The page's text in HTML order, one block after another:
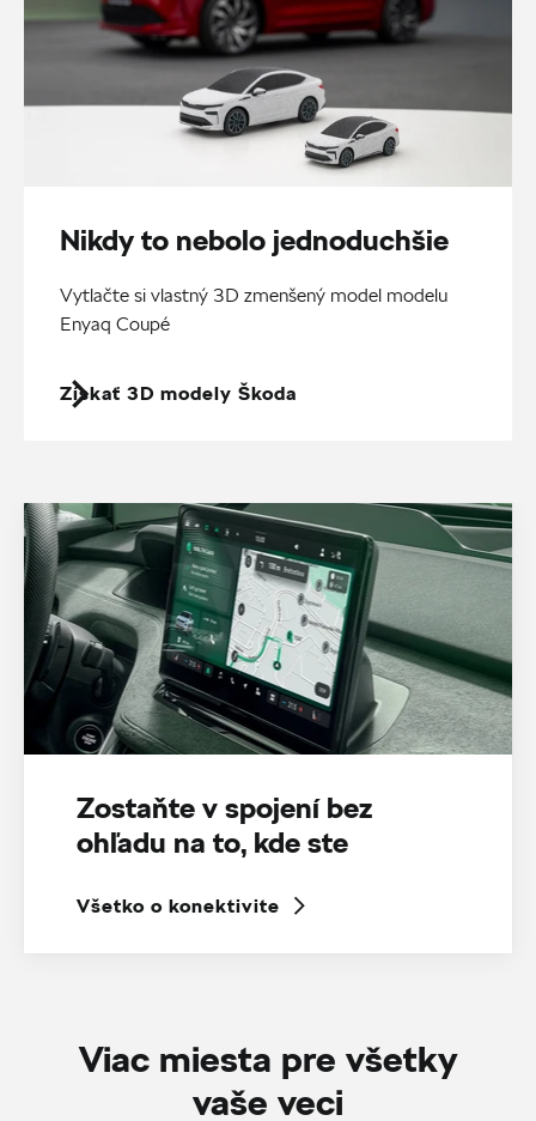
Nikdy to nebolo jednoduchšie
Vytlačte si vlastný 3D zmenšený model modelu
Enyaq Coupé
Získať 3D modely Škoda
Zostaňte v spojení bez
ohľadu na to, kde ste
Všetko o konektivite
Viac miesta pre všetky
vaše veci